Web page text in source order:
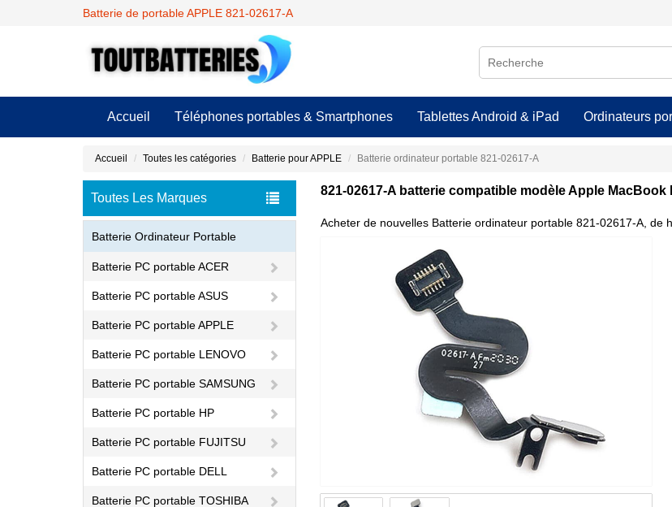
Batterie de portable APPLE 821-02617-A
Accueil Téléphones portables & Smartphones Tablettes Android & iPad Ordinateurs
Accueil Toutes les catégories Batterie pour APPLE Batterie ordinateur portable 821-02617-A
Toutes Les Marques
Batterie Ordinateur Portable
Batterie PC portable ACER
Batterie PC portable ASUS
Batterie PC portable APPLE
Batterie PC portable LENOVO
Batterie PC portable SAMSUNG
Batterie PC portable HP
Batterie PC portable FUJITSU
Batterie PC portable DELL
Batterie PC portable TOSHIBA
821-02617-A batterie compatible modèle Apple MacBook
Acheter de nouvelles Batterie ordinateur portable 821-02617-A, de